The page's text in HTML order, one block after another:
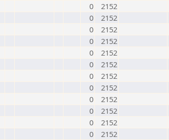
0
2152
0
2152
0
2152
0
2152
0
2152
0
2152
0
2152
0
2152
0
2152
0
2152
0
2152
0
2152